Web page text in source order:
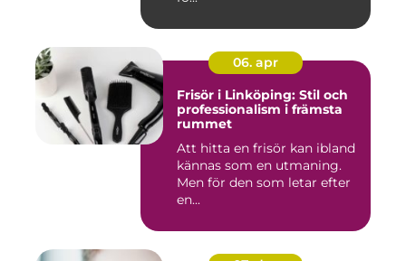
06. apr
Frisör i Linköping: Stil och
professionalism i främsta
rummet
Att hitta en frisör kan ibland
kännas som en utmaning.
Men för den som letar efter
en...